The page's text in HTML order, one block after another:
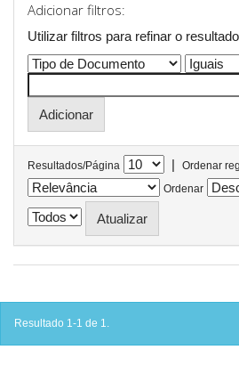
Adicionar filtros:
Utilizar filtros para refinar o
Resultados/Página |
Ordenar
Ordenar
Resultado 1-1 de 1.